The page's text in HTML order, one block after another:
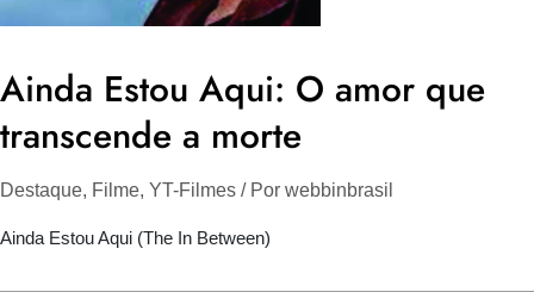
Ainda Estou Aqui: O amor que
transcende a morte
Destaque, Filme, YT-Filmes / Por webbinbrasil
Ainda Estou Aqui (The In Between)